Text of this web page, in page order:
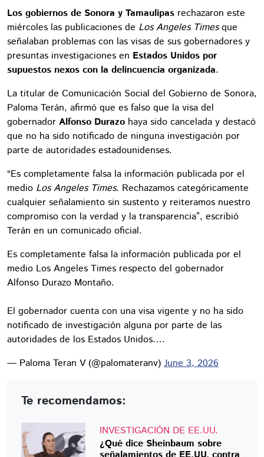
Los gobiernos de Sonora y Tamaulipas rechazaron este
miércoles las publicaciones de Los Angeles Timesque
señalaban problemas con las visas de sus gobernadores y
presuntas investigaciones en Estados Unidos por
supuestos nexos con la delincuencia organizada.
La titular de Comunicación Social del Gobierno de Sonora,
Paloma Terán, afirmó que es falso que la visa del
gobernador Alfonso Durazo haya sido cancelada y destacó
que no ha sido notificado de ninguna investigación por
parte de autoridades estadounidenses.
“Es completamente falsa la información publicada por el
medio Los Angeles Times. Rechazamos categóricamente
cualquier señalamiento sin sustento y reiteramos nuestro
compromiso con la verdad y la transparencia”, escribió
Terán en un comunicado oficial.
Es completamente falsa la información publicada por el
medio Los Angeles Times respecto del gobernador
Alfonso Durazo Montaño.
El gobernador cuenta con una visa vigente y no ha sido
notificado de investigación alguna por parte de las
autoridades de los Estados Unidos.…
— Paloma Teran V (@palomateranv) June 3, 2026
Te recomendamos:
INVESTIGACIÓN DE EE.UU.
¿Qué dice Sheinbaum sobre